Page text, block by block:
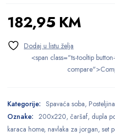
182,95 KM
<span class="ts-tooltip
Kategorije: Spavaća soba, Posteljina
Oznake: 200x220, čaršaf, dupla
karaca home, navlaka za jorgan, set